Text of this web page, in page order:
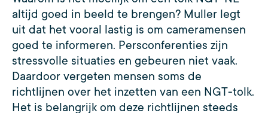
altijd goed in beeld te brengen? Muller legt
uit dat het vooral lastig is om cameramensen
goed te informeren. Persconferenties zijn
stressvolle situaties en gebeuren niet vaak.
Daardoor vergeten mensen soms de
richtlijnen over het inzetten van een NGT-tolk.
Het is belangrijk om deze richtlijnen steeds